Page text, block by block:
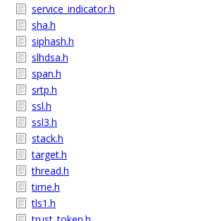
service_indicator.h
sha.h
siphash.h
slhdsa.h
span.h
srtp.h
ssl.h
ssl3.h
stack.h
target.h
thread.h
time.h
tls1.h